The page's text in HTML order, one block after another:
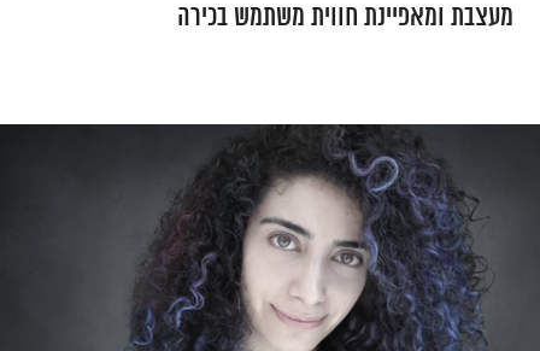
מעצבת ומאפיינת חווית משתמש בכירה